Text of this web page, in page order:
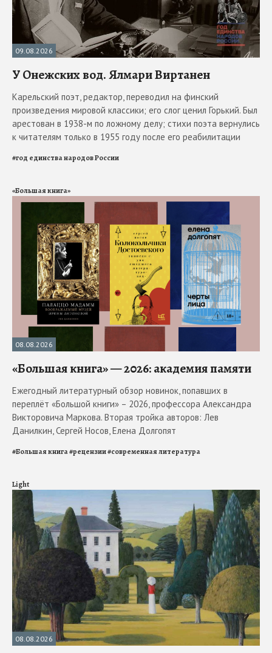
09.08.2026
У Онежских вод. Ялмари Виртанен
Карельский поэт, редактор, переводил на финский
произведения мировой классики; его слог ценил Горький. Был
арестован в 1938-м по ложному делу; стихи поэта вернулись
к читателям только в 1955 году после его реабилитации
#год единства народов России
«Большая книга»
08.08.2026
«Большая книга» — 2026: академия памяти
Ежегодный литературный обзор новинок, попавших в
переплёт «Большой книги» – 2026, профессора Александра
Викторовича Маркова. Вторая тройка авторов: Лев
Данилкин, Сергей Носов, Елена Долгопят
#Большая книга#рецензии#современная литература
Light
08.08.2026